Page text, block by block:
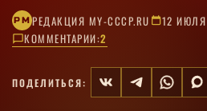
РM РЕДАКЦИЯ MY-CCCP.RU 12
КОММЕНТАРИИ:2
ПОДЕЛИТЬСЯ: